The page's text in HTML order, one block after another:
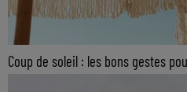
Coup de soleil : les bons gestes